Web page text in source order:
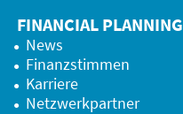
FINANCIAL PLANNING
News
Finanzstimmen
Karriere
Netzwerkpartner